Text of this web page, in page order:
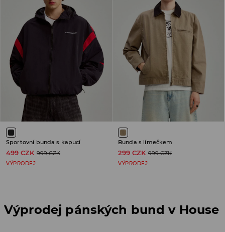
Sportovní bunda s kapucí
499 CZK 999 CZK
VÝPRODEJ
Bunda s límečkem
299 CZK 999 CZK
VÝPRODEJ
Výprodej pánských bund v House